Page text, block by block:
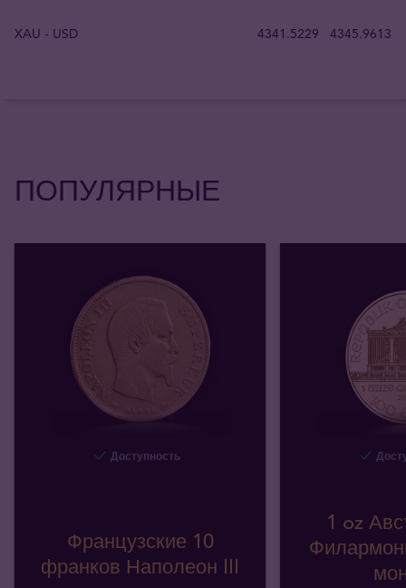
XAU - USD 4341.5229 4345.9613
ПОПУЛЯРНЫЕ
Доступность
Французские 10
франков Наполеон III
1 oz